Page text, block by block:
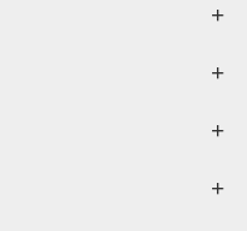
+
+
+
+